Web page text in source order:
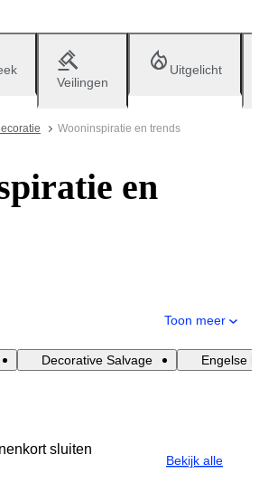
Veilingen
Uitgelicht
Wooninspiratie en trends
en
Toon meer
Decorative Salvage Engelse
sluiten
Bekijk alle